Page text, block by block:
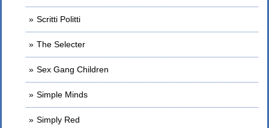
Scritti Politti
The Selecter
Sex Gang Children
Simple Minds
Simply Red